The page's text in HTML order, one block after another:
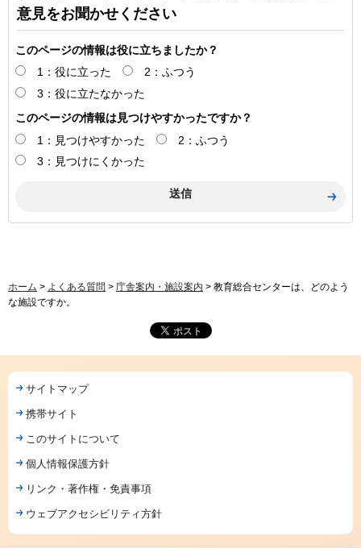
意見をお聞かせください
このページの情報は役に立ちましたか？
1：役に立った
2：ふつう
3：役に立たなかった
このページの情報は見つけやすかったですか？
1：見つけやすかった
2：ふつう
3：見つけにくかった
ホーム > よくある質問 > 庁舎案内・施設案内 > 教育総合センターは、どのよう
な施設ですか。
サイトマップ
携帯サイト
このサイトについて
個人情報保護方針
リンク・著作権・免責事項
ウェブアクセシビリティ方針